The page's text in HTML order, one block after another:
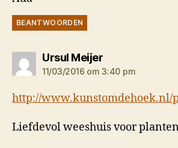
BEANTWOORDEN
Ursul Meijerzegt:
11/03/2016 om 3:40 pm
http://www.kunstomdehoek.nl/
Liefdevol weeshuis voor